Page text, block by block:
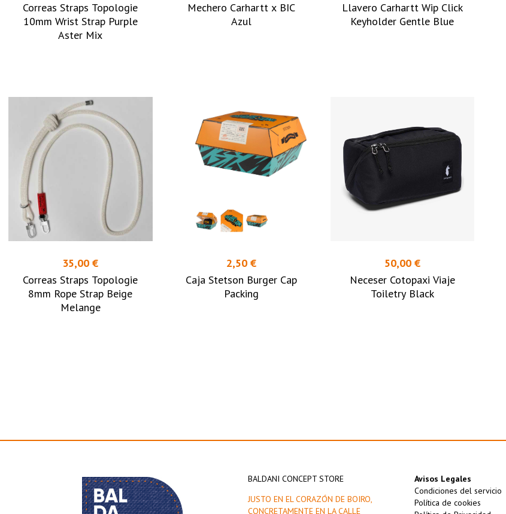
Correas Straps Topologie
10mm Wrist Strap Purple
Aster Mix
Mechero Carhartt x BIC
Azul
Llavero Carhartt Wip Click
Keyholder Gentle Blue
35,00 €
Correas Straps Topologie
8mm Rope Strap Beige
Melange
2,50 €
Caja Stetson Burger Cap
Packing
50,00 €
Neceser Cotopaxi Viaje
Toiletry Black
BALDANI CONCEPT STORE
JUSTO EN EL CORAZÓN DE BOIRO,
CONCRETAMENTE EN LA CALLE
Avisos Legales
Condiciones del servicio
Política de cookies